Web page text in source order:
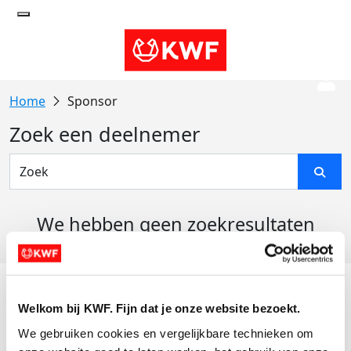
Welkom bij KWF. Fijn dat je onze website bezoekt.
We gebruiken cookies en vergelijkbare technieken om
Sponsor
Zoek een deelnemer
We hebben geen zoekresultaten
Actiematerialen
Evenementen